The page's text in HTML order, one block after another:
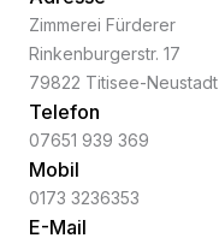
Zimmerei Fürderer
Rinkenburgerstr. 17
79822 Titisee-Neustadt
Telefon
07651 939 369
Mobil
0173 3236353
E-Mail